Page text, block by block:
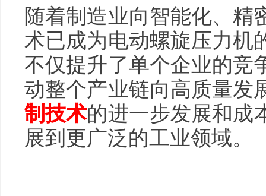
随着制造业向智能化、精
术已成为电动螺旋压力机
不仅提升了单个企业的竞
动整个产业链向高质量发
制技术的进一步发展和成
展到更广泛的工业领域。